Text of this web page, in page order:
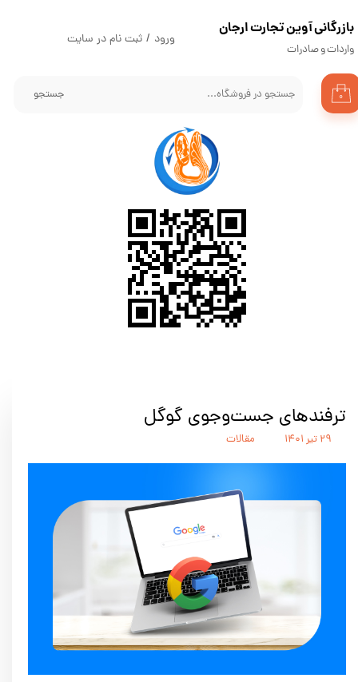
جستجو ۰
ورود / ثبت نام در سایت
حساب کاربری من
تغییر گذر واژه
سفارشات
​بازرگانی آوین تجارت ارجان
واردات و صادرات
ترفندهای جست‌وجوی گوگل
۲۹ تیر ۱۴۰۱ مقالات